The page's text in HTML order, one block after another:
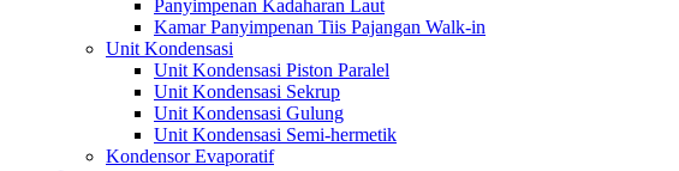
Panyimpenan Kadaharan Laut
Kamar Panyimpenan Tiis Pajangan Walk-in
Unit Kondensasi
Unit Kondensasi Piston Paralel
Unit Kondensasi Sekrup
Unit Kondensasi Gulung
Unit Kondensasi Semi-hermetik
Kondensor Evaporatif